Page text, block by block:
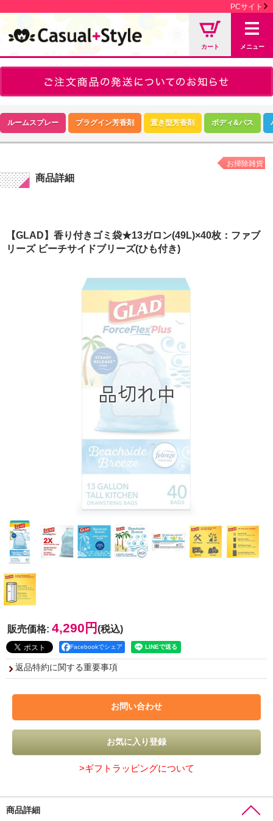
PCサイト
カート メニュー
ルームスプレー プラグイン芳香剤 置き型芳香剤 ボディ&バス
商品詳細
お掃除雑貨
【GLAD】香り付きゴミ袋★13ガロン(49L)×40枚：ファブ
リーズ ビーチサイドブリーズ(ひも付き)
販売価格: 4,290円 (税込)
Facebookでシェア
返品特約に関する重要事項
>ギフトラッピングについて
商品詳細